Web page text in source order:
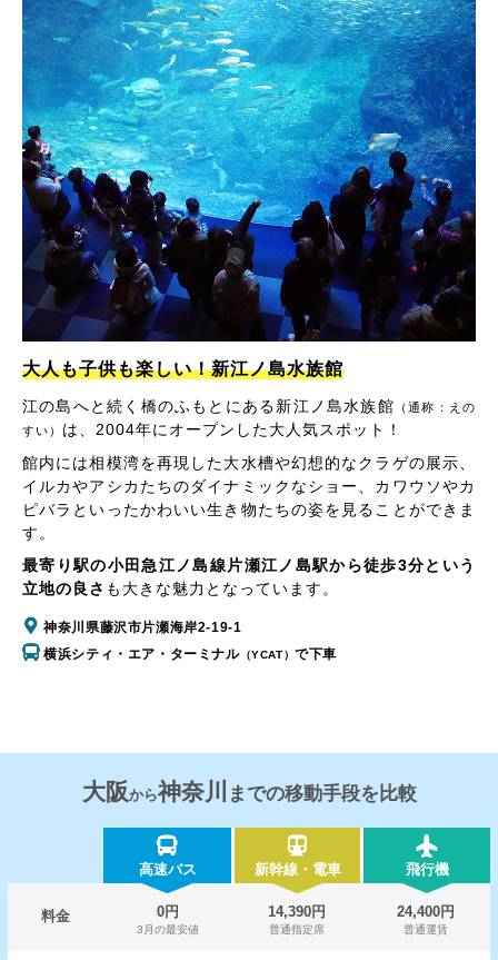
大人も子供も楽しい！新江ノ島水族館
江の島へと続く橋のふもとにある新江ノ島水族館 （通称：えの
すい） は、2004年にオープンした大人気スポット！
館内には相模湾を再現した大水槽や幻想的なクラゲの展示、
イルカやアシカたちのダイナミックなショー、カワウソやカ
ピバラといったかわいい生き物たちの姿を見ることができま
す。
最寄り駅の小田急江ノ島線片瀬江ノ島駅から徒歩3分という
立地の良さ も大きな魅力となっています。
神奈川県藤沢市片瀬海岸2-19-1
横浜シティ・エア・ターミナル（YCAT）で下車
大阪から神奈川 までの移動手段を比較
高速バス 新幹線・電車 飛行機
料金 0円
3月の最安値
14,390円
普通指定席
24,400円
普通運賃